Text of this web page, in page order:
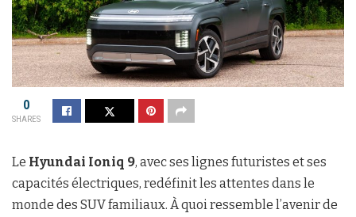
0
SHARES
Le Hyundai Ioniq 9, avec ses lignes futuristes et ses
capacités électriques, redéfinit les attentes dans le
monde des SUV familiaux. À quoi ressemble l’avenir de